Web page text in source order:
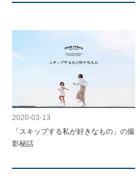
2020-03-13
「スキップする私が好きなもの」の撮
影秘話